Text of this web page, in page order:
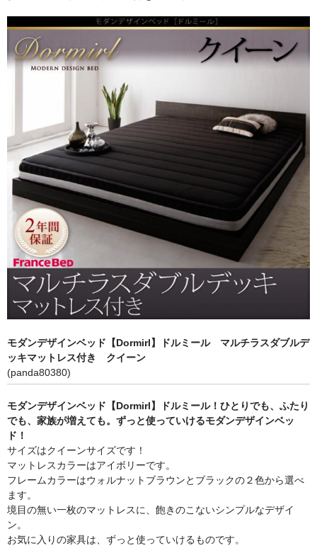
ベッド
MY Room 快適収納
TV台・リビングボード
シェルフ・ラック
チェスト・キャビネット
メイクボックス・ドレッサー
お勧め商品
商品一覧
ご利用ガイド
モダンデザインベッド【Dormirl】ドルミール マルチラスダブルデ
ッキマットレス付き クイーン
(panda80380)
モダンデザインベッド【Dormirl】ドルミール！ひとりでも、ふたり
でも、家族が増えても。ずっと使っていけるモダンデザインベッ
ド！
サイズはクイーンサイズです！
マットレスカラーはアイボリーです。
フレームカラーはウォルナットブラウンとブラックの２色から選べ
ます。
境目の無い一枚のマットレスに、飽きのこないシンプルなデザイ
ン。
お気に入りの家具は、ずっと使っていけるものです。